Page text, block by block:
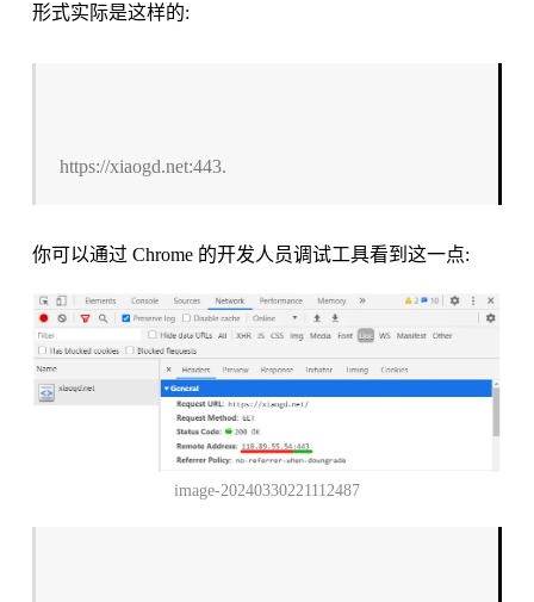
形式实际是这样的:
https://xiaogd.net:443.
你可以通过 Chrome 的开发人员调试工具看到这一点:
image-20240330221112487